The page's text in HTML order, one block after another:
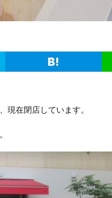
現在閉店しています。